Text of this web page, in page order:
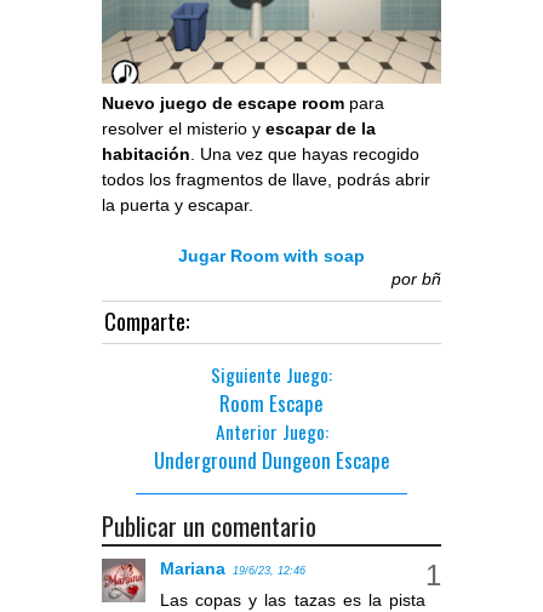
Nuevo juego de escape room para
resolver el misterio y escapar de la
habitación. Una vez que hayas recogido
todos los fragmentos de llave, podrás abrir
la puerta y escapar.
Jugar Room with soap
por bñ
Comparte:
Siguiente Juego:
Room Escape
Anterior Juego:
Underground Dungeon Escape
Publicar un comentario
Mariana 19/6/23, 12:46
Las copas y las tazas es la pista